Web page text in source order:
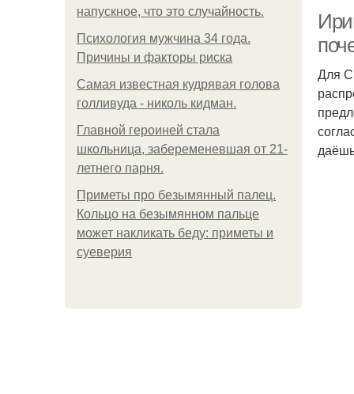
напускное, что это случайность.
Психология мужчина 34 года.
Причины и факторы риска
Самая известная кудрявая голова
голливуда - николь кидман.
Главной героиней стала
школьница, забеременевшая от 21-
летнего парня.
Приметы про безымянный палец.
Кольцо на безымянном пальце
может накликать беду: приметы и
суеверия
Для